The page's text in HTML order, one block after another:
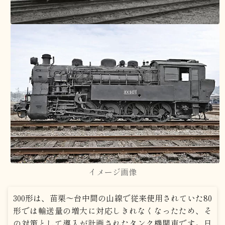
イメージ画像
300形は、苗栗～台中間の山線で従来使用されていた80
形では輸送量の増大に対応しきれなくなったため、そ